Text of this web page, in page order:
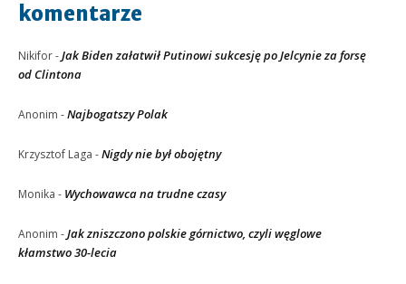
komentarze
Nikifor-Jak Biden załatwił Putinowi sukcesję po Jelcynie za forsę
od Clintona
Anonim -Najbogatszy Polak
Krzysztof Laga -Nigdy nie był obojętny
Monika - Wychowawca na trudne czasy
Anonim -Jak zniszczono polskie górnictwo, czyli węglowe
kłamstwo 30-lecia